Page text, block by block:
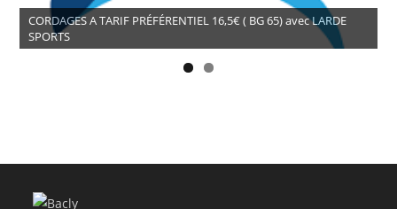
CORDAGES A TARIF PRÉFÉRENTIEL 16,5€ ( BG 65) avec LARDE
SPORTS